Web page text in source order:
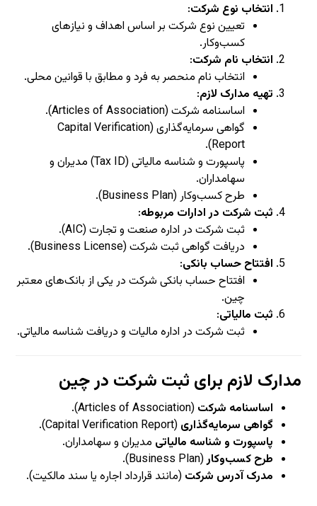
انتخاب نوع شرکت:
تعیین نوع شرکت بر اساس اهداف و نیازهای
کسب‌وکار.
انتخاب نام شرکت:
انتخاب نام منحصر به فرد و مطابق با قوانین محلی.
تهیه مدارک لازم:
اساسنامه شرکت (Articles of Association).
گواهی سرمایه‌گذاری (Capital Verification
Report).
پاسپورت و شناسه مالیاتی (Tax ID) مدیران و
سهامداران.
طرح کسب‌وکار (Business Plan).
ثبت شرکت در ادارات مربوطه:
ثبت شرکت در اداره صنعت و تجارت (AIC).
دریافت گواهی ثبت شرکت (Business License).
افتتاح حساب بانکی:
افتتاح حساب بانکی شرکت در یکی از بانک‌های معتبر
چین.
ثبت مالیاتی:
ثبت شرکت در اداره مالیات و دریافت شناسه مالیاتی.
مدارک لازم برای ثبت شرکت در چین
اساسنامه شرکت (Articles of Association).
گواهی سرمایه‌گذاری (Capital Verification Report).
پاسپورت و شناسه مالیاتی مدیران و سهامداران.
طرح کسب‌وکار(Business Plan).
مدرک آدرس شرکت (مانند قرارداد اجاره یا سند مالکیت).